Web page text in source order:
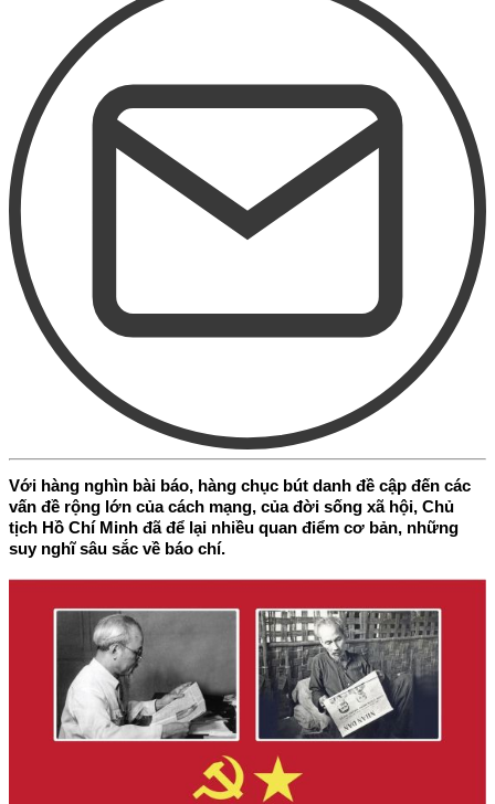
Với hàng nghìn bài báo, hàng chục bút danh đề cập đến các
vấn đề rộng lớn của cách mạng, của đời sống xã hội, Chủ
tịch Hồ Chí Minh đã để lại nhiều quan điểm cơ bản, những
suy nghĩ sâu sắc về báo chí.